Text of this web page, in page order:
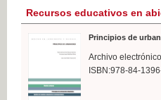
Recursos educativos en
Principios de
Archivo
ISBN:978-84-